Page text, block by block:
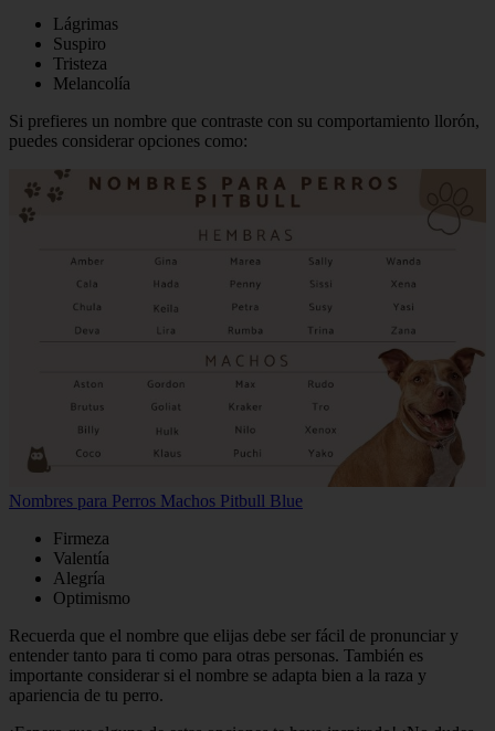
Lágrimas
Suspiro
Tristeza
Melancolía
Si prefieres un nombre que contraste con su comportamiento llorón,
puedes considerar opciones como:
Nombres para Perros Machos Pitbull Blue
Firmeza
Valentía
Alegría
Optimismo
Recuerda que el nombre que elijas debe ser fácil de pronunciar y
entender tanto para ti como para otras personas. También es
importante considerar si el nombre se adapta bien a la raza y
apariencia de tu perro.